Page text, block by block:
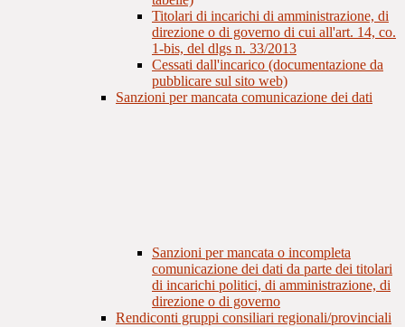
Titolari di incarichi di amministrazione, di
direzione o di governo di cui all'art. 14, co.
1-bis, del dlgs n. 33/2013
Cessati dall'incarico (documentazione da
pubblicare sul sito web)
Sanzioni per mancata comunicazione dei dati
Sanzioni per mancata o incompleta
comunicazione dei dati da parte dei titolari
di incarichi politici, di amministrazione, di
direzione o di governo
Rendiconti gruppi consiliari regionali/provinciali